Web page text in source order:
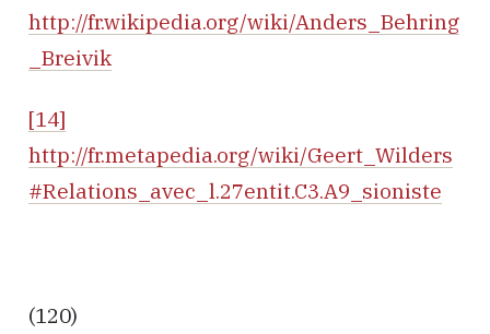
http://fr.wikipedia.org/wiki/Anders_Behring
_Breivik
[14]
http://fr.metapedia.org/wiki/Geert_Wilders
#Relations_avec_l.27entit.C3.A9_sioniste
(120)